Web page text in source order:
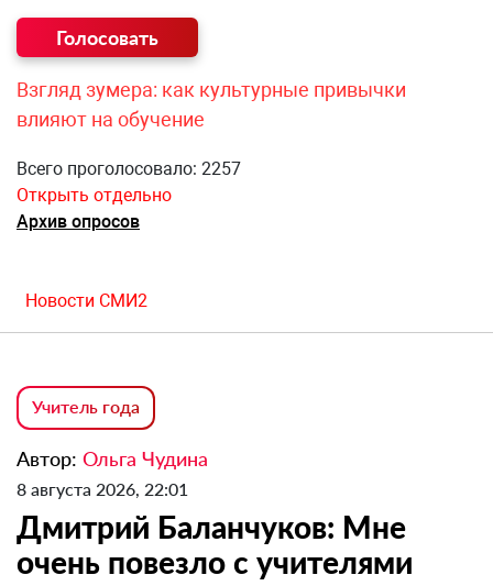
Взгляд зумера: как культурные привычки
влияют на обучение
Всего проголосовало: 2257
Открыть отдельно
Архив опросов
Новости СМИ2
Учитель года
Автор: Ольга Чудина
8 августа 2026, 22:01
Дмитрий Баланчуков: Мне
очень повезло с учителями